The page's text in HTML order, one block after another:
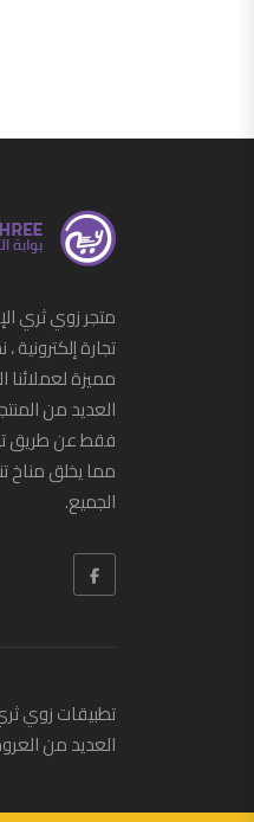
متجر زوي ثري
تجارة
مميزة
العديد من
فقط عن طريق
مما يخلق مناخ
الجميع.
تطبيقات زوي
العديد من